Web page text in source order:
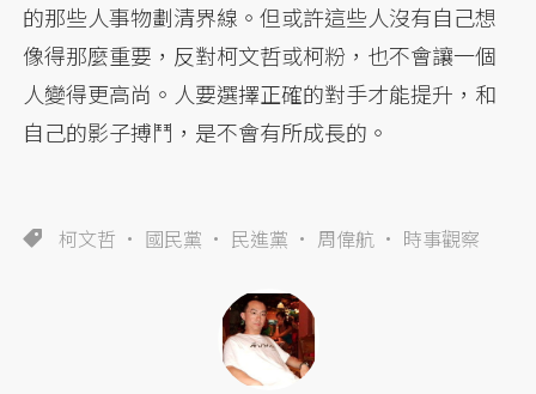
的那些人事物劃清界線。但或許這些人沒有自己想
像得那麼重要，反對柯文哲或柯粉，也不會讓一個
人變得更高尚。人要選擇正確的對手才能提升，和
自己的影子搏鬥，是不會有所成長的。
柯文哲 國民黨 民進黨 周偉航 時事觀察